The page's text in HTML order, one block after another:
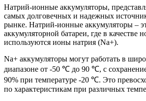
Натрий-ионные аккумуляторы,
самых долговечных и надежных
рынке. Натрий-ионные аккумуляторы –
аккумуляторной батареи, где в качестве
используются ионы натрия (Na+).
Na+ аккумуляторы могут работать в
диапазоне от -50 ℃ до 90 ℃, с
90% при температуре -20 ℃. Это
по характеристикам при различных